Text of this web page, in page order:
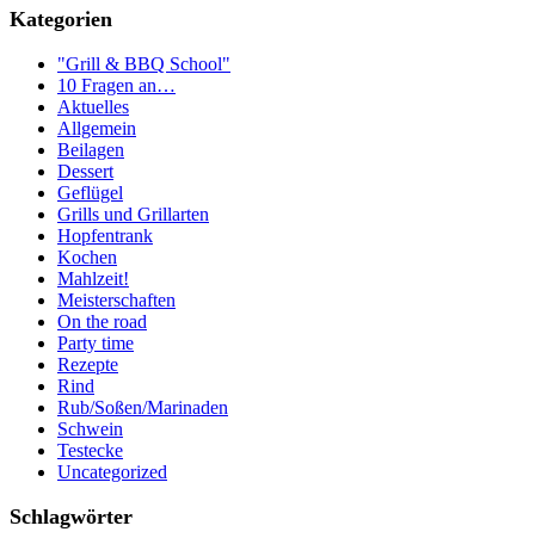
Kategorien
"Grill & BBQ School"
10 Fragen an…
Aktuelles
Allgemein
Beilagen
Dessert
Geflügel
Grills und Grillarten
Hopfentrank
Kochen
Mahlzeit!
Meisterschaften
On the road
Party time
Rezepte
Rind
Rub/Soßen/Marinaden
Schwein
Testecke
Uncategorized
Schlagwörter